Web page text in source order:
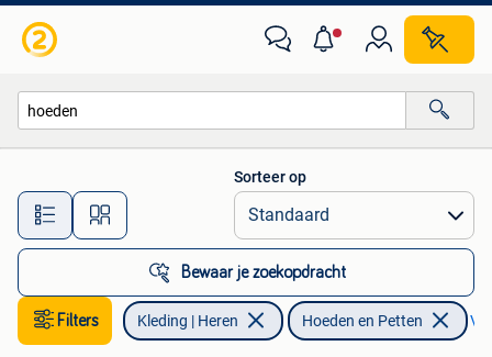
Alle afstanden…
Sorteer op
Bewaar je zoekopdracht
Filters Kleding | Heren Hoeden en Petten